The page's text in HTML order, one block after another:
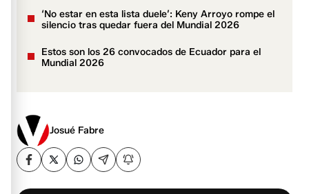
‘No estar en esta lista duele’: Keny Arroyo rompe el
silencio tras quedar fuera del Mundial 2026
Estos son los 26 convocados de Ecuador para el
Mundial 2026
Josué Fabre